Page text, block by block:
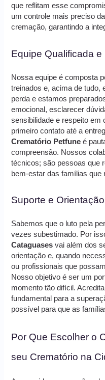
que reflitam esse
um controle mais preciso
cremação, garantindo a
Equipe Qualificada e
Nossa equipe é composta
treinados e, acima de tudo,
perda e estamos
emocional, esclarecer
sensibilidade e respeito em
primeiro contato até a
Crematório Petfune é
compreensão. Nossos
técnicos; são pessoas que
bem-estar das famílias que
Suporte e
Sabemos que o luto pela
vezes subestimado. Por
Cataguases vai além dos
orientação e, quando
ou profissionais que
Nosso objetivo é ser um
momento tão difícil.
fundamental para a
possível para que as
Por Que Escolher o
seu Crematório na